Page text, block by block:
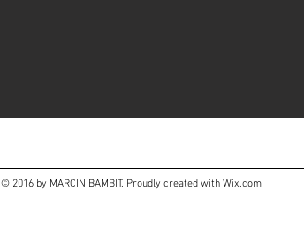
© 2016 by MARCIN BAMBIT. Proudly created with Wix.com